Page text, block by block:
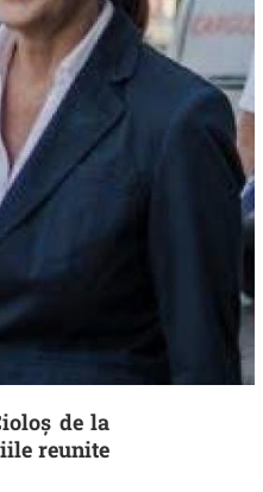
de la
reunite